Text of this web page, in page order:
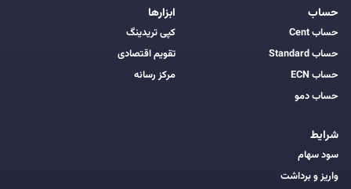
حساب
حساب Cent
حساب Standard
حساب ECN
حساب دمو
شرایط
سود سهام
واریز و برداشت
ابزارها
کپی تریدینگ
تقویم اقتصادی
مرکز رسانه